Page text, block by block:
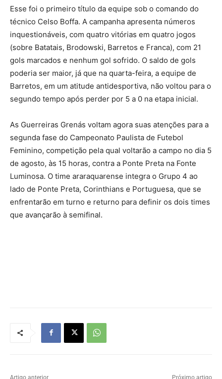
Esse foi o primeiro título da equipe sob o comando do
técnico Celso Boffa. A campanha apresenta números
inquestionáveis, com quatro vitórias em quatro jogos
(sobre Batatais, Brodowski, Barretos e Franca), com 21
gols marcados e nenhum gol sofrido. O saldo de gols
poderia ser maior, já que na quarta-feira, a equipe de
Barretos, em um atitude antidesportiva, não voltou para o
segundo tempo após perder por 5 a 0 na etapa inicial.
As Guerreiras Grenás voltam agora suas atenções para a
segunda fase do Campeonato Paulista de Futebol
Feminino, competição pela qual voltarão a campo no dia 5
de agosto, às 15 horas, contra a Ponte Preta na Fonte
Luminosa. O time araraquarense integra o Grupo 4 ao
lado de Ponte Preta, Corinthians e Portuguesa, que se
enfrentarão em turno e returno para definir os dois times
que avançarão à semifinal.
Artigo anterior Próximo artigo